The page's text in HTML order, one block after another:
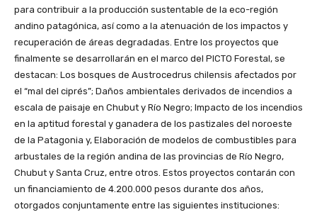
para contribuir a la producción sustentable de la eco-región
andino patagónica, así como a la atenuación de los impactos y
recuperación de áreas degradadas. Entre los proyectos que
finalmente se desarrollarán en el marco del PICTO Forestal, se
destacan: Los bosques de Austrocedrus chilensis afectados por
el “mal del ciprés”; Daños ambientales derivados de incendios a
escala de paisaje en Chubut y Río Negro; Impacto de los incendios
en la aptitud forestal y ganadera de los pastizales del noroeste
de la Patagonia y, Elaboración de modelos de combustibles para
arbustales de la región andina de las provincias de Río Negro,
Chubut y Santa Cruz, entre otros. Estos proyectos contarán con
un financiamiento de 4.200.000 pesos durante dos años,
otorgados conjuntamente entre las siguientes instituciones: